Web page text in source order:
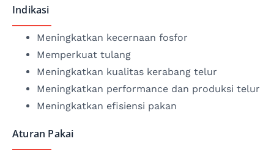
Indikasi
Meningkatkan kecernaan fosfor
Memperkuat tulang
Meningkatkan kualitas kerabang telur
Meningkatkan performance dan produksi telur
Meningkatkan efisiensi pakan
Aturan Pakai